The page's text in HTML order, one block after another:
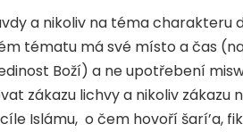
a nikoliv na téma charakteru
tématu má své místo a čas
Boží) a ne upotřebení
zákazu lichvy a nikoliv zákazu
Islámu, o čem hovoří šarí’a,